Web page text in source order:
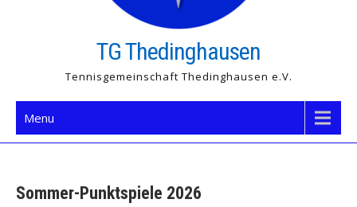
TG Thedinghausen
Tennisgemeinschaft Thedinghausen e.V.
Menu
Sommer-Punktspiele 2026